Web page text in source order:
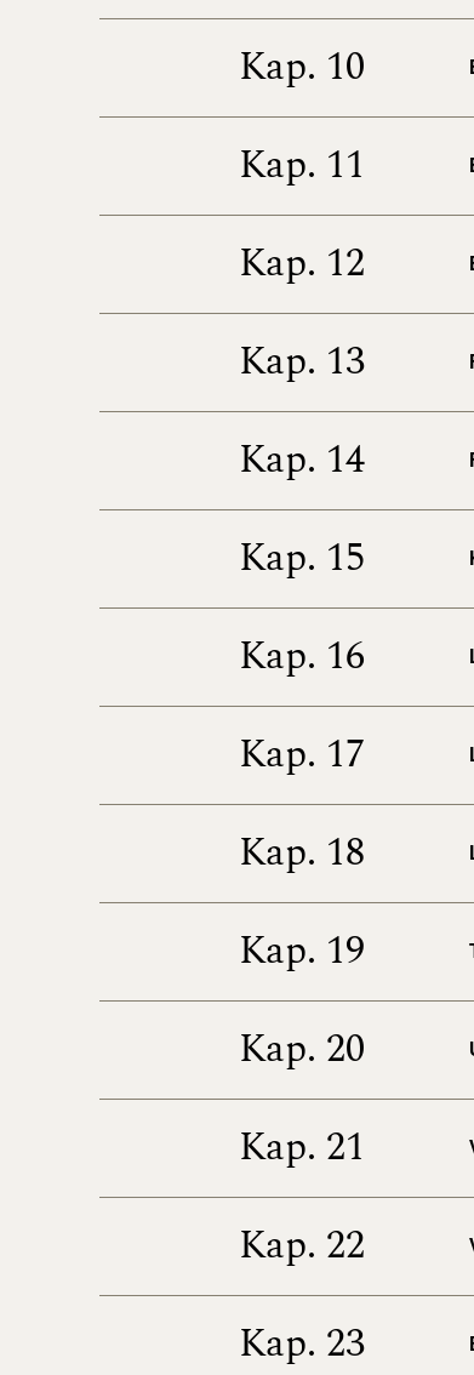
Kap. 10
Kap. 11
Kap. 12
Kap. 13
Kap. 14
Kap. 15
Kap. 16
Kap. 17
Kap. 18
Kap. 19
Kap. 20
Kap. 21
Kap. 22
Kap. 23